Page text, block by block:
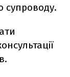
супроводу.